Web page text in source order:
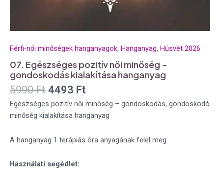
Férfi-női minőségek hanganyagok, Hanganyag, Húsvét 2026
07. Egészséges pozitív női minőség –
gondoskodás kialakítása hanganyag
5990Ft 4493 Ft
Egészséges pozitív női minőség – gondoskodás, gondoskodó
minőség kialakítása hanganyag
A hanganyag 1 terápiás óra anyagának felel meg.
Használati segédlet: